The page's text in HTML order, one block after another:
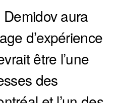
Demidov aura
d’expérience
être l’une
des